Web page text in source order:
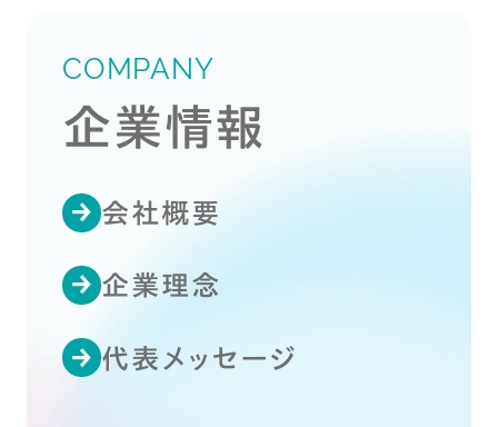
COMPANY
企業情報
会社概要
企業理念
代表メッセージ